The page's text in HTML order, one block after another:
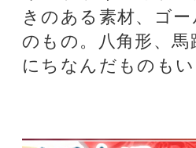
を体験したい方はこちら
Dr.コパの恋愛金運風水
風水 姓名判断 四柱推命